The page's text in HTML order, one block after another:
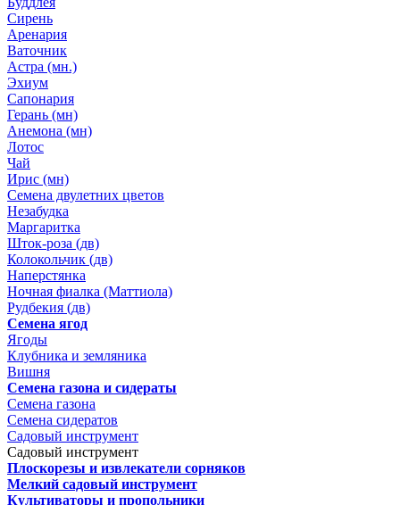
Сирень
Аренария
Ваточник
Астра (мн.)
Эхиум
Сапонария
Герань (мн)
Анемона (мн)
Лотос
Чай
Ирис (мн)
Семена двулетних цветов
Незабудка
Маргаритка
Шток-роза (дв)
Колокольчик (дв)
Наперстянка
Ночная фиалка (Маттиола)
Рудбекия (дв)
Семена ягод
Ягоды
Клубника и земляника
Вишня
Семена газона и сидераты
Семена газона
Семена сидератов
Садовый инструмент
Садовый инструмент
Плоскорезы и извлекатели сорняков
Мелкий садовый инструмент
Культиваторы и пропольники